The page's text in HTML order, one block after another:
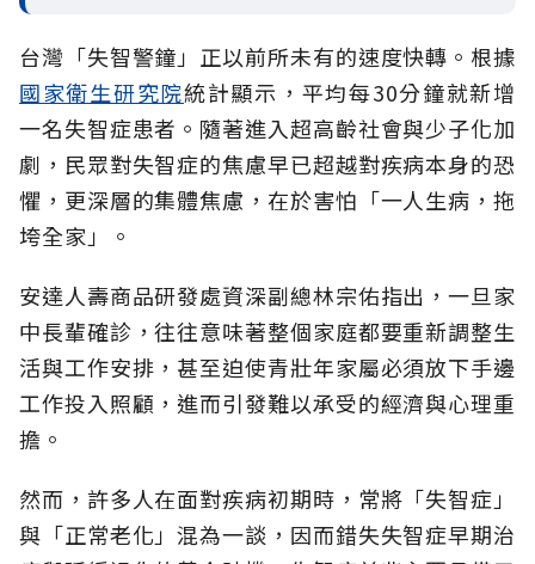
台灣「失智警鐘」正以前所未有的速度快轉。根據
國家衛生研究院統計顯示，平均每30分鐘就新增
一名失智症患者。隨著進入超高齡社會與少子化加
劇，民眾對失智症的焦慮早已超越對疾病本身的恐
懼，更深層的集體焦慮，在於害怕「一人生病，拖
垮全家」。
安達人壽商品研發處資深副總林宗佑指出，一旦家
中長輩確診，往往意味著整個家庭都要重新調整生
活與工作安排，甚至迫使青壯年家屬必須放下手邊
工作投入照顧，進而引發難以承受的經濟與心理重
擔。
然而，許多人在面對疾病初期時，常將「失智症」
與「正常老化」混為一談，因而錯失失智症早期治